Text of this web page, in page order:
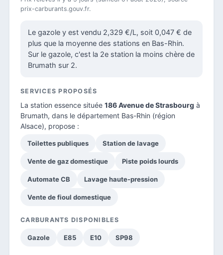
prix-carburants.gouv.fr.
Le gazole y est vendu 2,329 €/L, soit 0,047 € de
plus que la moyenne des stations en Bas-Rhin.
Sur le gazole, c'est la 2e station la moins chère de
Brumath sur 2.
SERVICES PROPOSÉS
La station essence située 186 Avenue de Strasbourg à
Brumath, dans le département Bas-Rhin (région
Alsace), propose :
Toilettes publiques Station de lavage
Vente de gaz domestique Piste poids lourds
Automate CB Lavage haute-pression
Vente de fioul domestique
CARBURANTS DISPONIBLES
Gazole E85 E10 SP98